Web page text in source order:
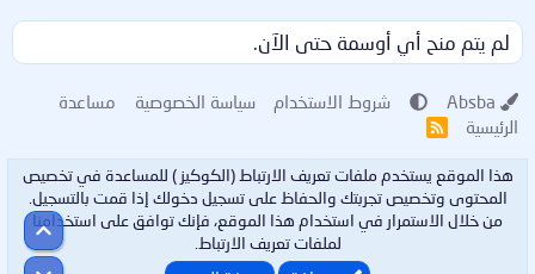
لم يتم منح أي أوسمة حتى الآن.
شروط الاستخدام سياسة الخصوصية
مساعدة
الرئيسية
R
هذا الموقع يستخدم ملفات تعريف الارتباط (الكوكيز ) للمساعدة في تخصيص
المحتوى وتخصيص تجربتك والحفاظ على تسجيل دخولك إذا قمت بالتسجيل.
من خلال الاستمرار في استخدام هذا الموقع، فإنك توافق على استخدامنا
لملفات تعريف الارتباط.
أعلى